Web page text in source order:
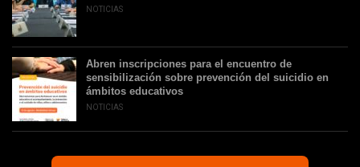
NOTICIAS
Abren inscripciones para el encuentro de
sensibilización sobre prevención del suicidio en
ámbitos educativos
NOTICIAS